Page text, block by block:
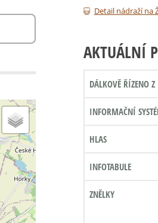
Detail nádraží na
AKTUÁLNÍ
DÁLKOVĚ ŘÍZENO Z
INFORMAČNÍ
HLAS
INFOTABULE
ZNĚLKY